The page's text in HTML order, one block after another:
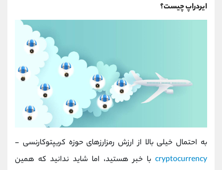
ایردراپ چیست؟
به احتمال خیلی بالا از ارزش رمزارزهای حوزه کریپتوکارنسی -
cryptocurrency با خبر هستید، اما شاید ندانید که همین